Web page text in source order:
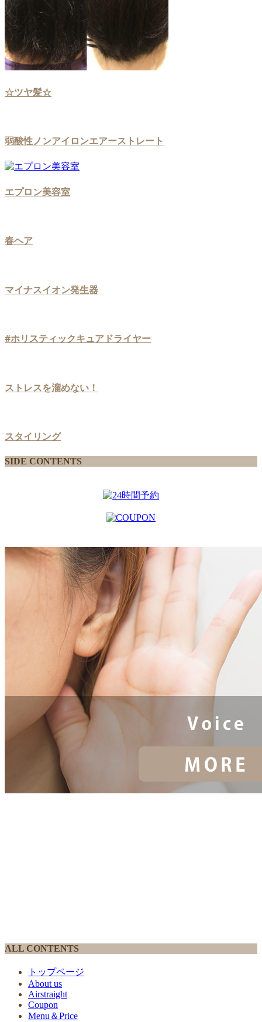
☆ツヤ髪☆
弱酸性ノンアイロンエアーストレート
エプロン美容室
春ヘア
マイナスイオン発生器
#ホリスティックキュアドライヤー
ストレスを溜めない！
スタイリング
SIDE CONTENTS
ALL CONTENTS
トップページ
About us
Airstraight
Coupon
Menu＆Price